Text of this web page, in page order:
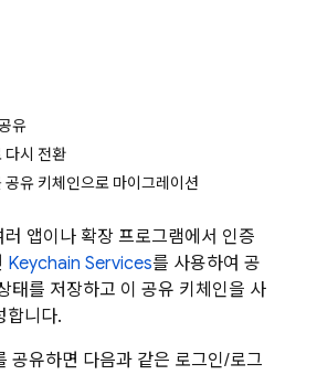
유
다시 전환
유 키체인으로 마이그레이션
앱이나 확장 프로그램에서 인증
Keychain Services를 사용하여 공
태를 저장하고 이 공유 키체인을 사
합니다.
공유하면 다음과 같은 로그인/로그